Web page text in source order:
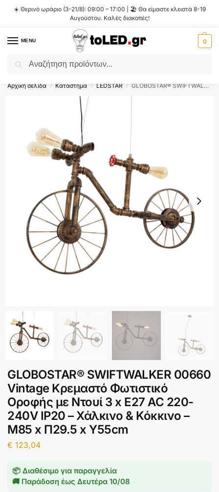
☀️ Θερινό ωράριο (3-21/8): 09:00 – 17:00 | 🏖️ Θα είμαστε κλειστά 8-19
Αυγούστου. Καλές διακοπές!
MENU 0
Flash Sale ⚡ 10% Έκπτωση με τον κωδικό
Αρχική σελίδα / Κατάστημα / LEDSTAR / GLOBOSTAR® SWIFTWALKER 00660 Vintage Κρεμαστό Φωτιστικό Οροφής με Ντουί 3 x E27 AC 220-240V IP20 – Χάλκινο & Κόκκινο – Μ85 x Π29.5 x Υ55cm
GLOBOSTAR® SWIFTWALKER 00660
Vintage Κρεμαστό Φωτιστικό
Οροφής με Ντουί 3 x E27 AC 220-
240V IP20 – Χάλκινο & Κόκκινο –
Μ85 x Π29.5 x Υ55cm
€ 123,04
📦 Διαθέσιμο για παραγγελία
🚚 Παράδοση έως Δευτέρα 10/08